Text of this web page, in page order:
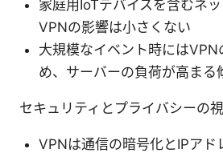
家庭用IoTデバイスを含むネ
VPNの影響は小さくない
大規模なイベント時には
め、サーバーの負荷が高まる
セキュリティとプライバシーの
VPNは通信の暗号化とIPアド